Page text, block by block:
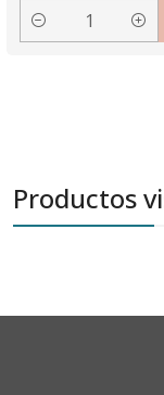
Cantidad
Productos